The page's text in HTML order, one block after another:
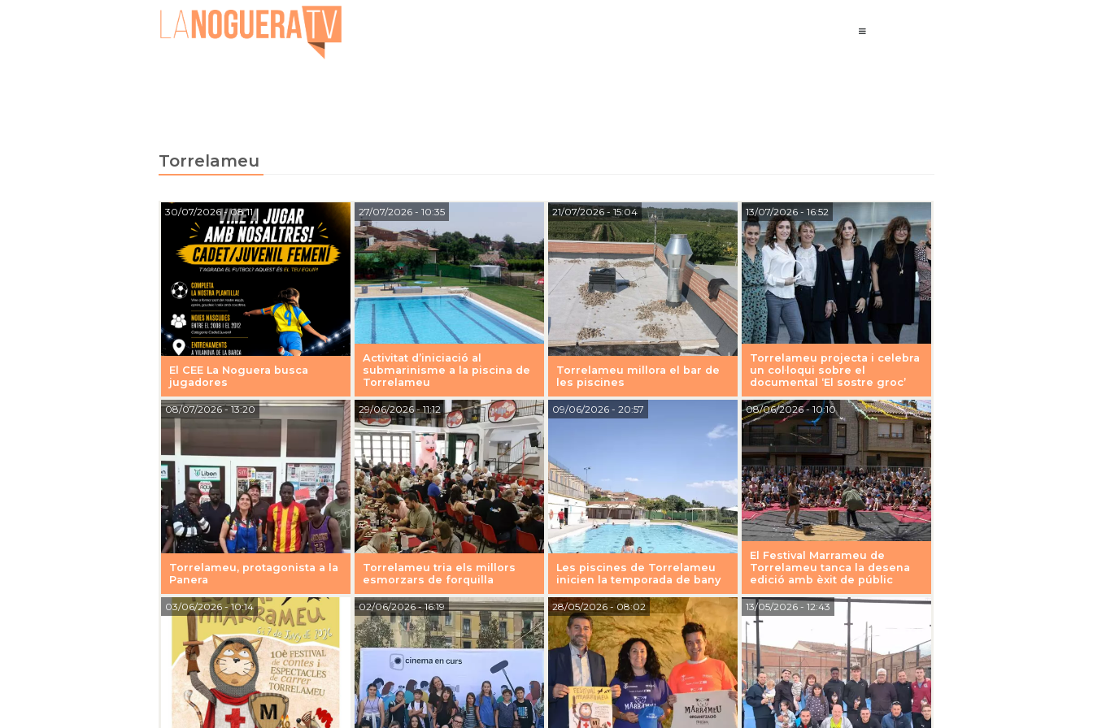
Torrelameu
El CEE La Noguera busca
jugadores
30/07/2026- 08:11
Activitat d’iniciació al
submarinisme a la piscina de
Torrelameu
27/07/2026- 10:35
Torrelameu millora el bar de
les piscines
21/07/2026- 15:04
Torrelameu projecta i celebra
un col·loqui sobre el
documental ‘El sostre groc’
13/07/2026- 16:52
Torrelameu, protagonista a la
Panera
08/07/2026- 13:20
Torrelameu tria els millors
esmorzars de forquilla
29/06/2026- 11:12
Les piscines de Torrelameu
inicien la temporada de bany
09/06/2026- 20:57
El Festival Marrameu de
Torrelameu tanca la desena
edició amb èxit de públic
08/06/2026- 10:10
03/06/2026- 10:14 02/06/2026- 16:19 28/05/2026- 08:02 13/05/2026- 12:43